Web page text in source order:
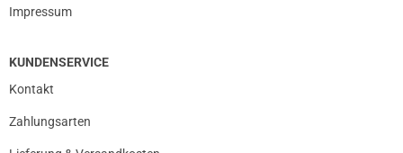
Impressum
KUNDENSERVICE
Kontakt
Zahlungsarten